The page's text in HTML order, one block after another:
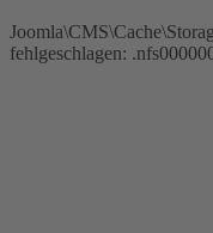
fehlgeschlagen: